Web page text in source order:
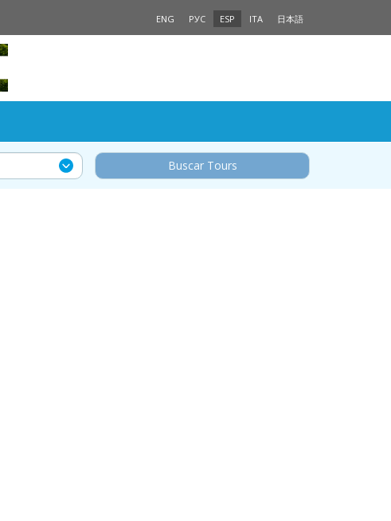
ENG РУС ESP ITA 日本語
Buscar Tours